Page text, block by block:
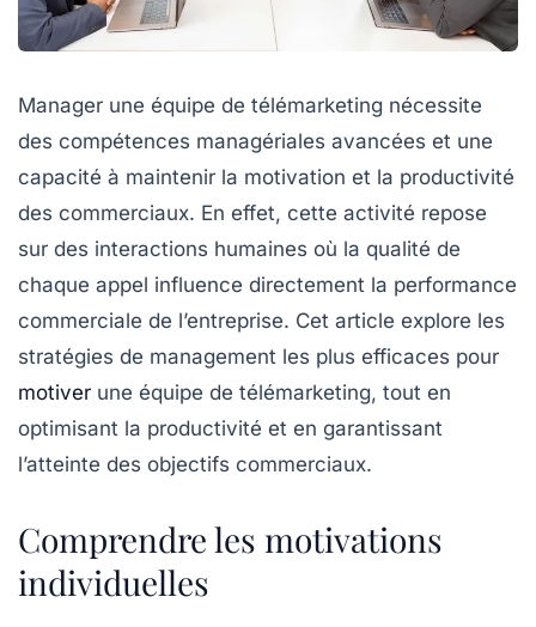
Manager une équipe de télémarketing nécessite
des compétences managériales avancées et une
capacité à maintenir la motivation et la productivité
des commerciaux. En effet, cette activité repose
sur des interactions humaines où la qualité de
chaque appel influence directement la performance
commerciale de l’entreprise. Cet article explore les
stratégies de management les plus efficaces pour
motiver une équipe de télémarketing, tout en
optimisant la productivité et en garantissant
l’atteinte des objectifs commerciaux.
Comprendre les motivations
individuelles